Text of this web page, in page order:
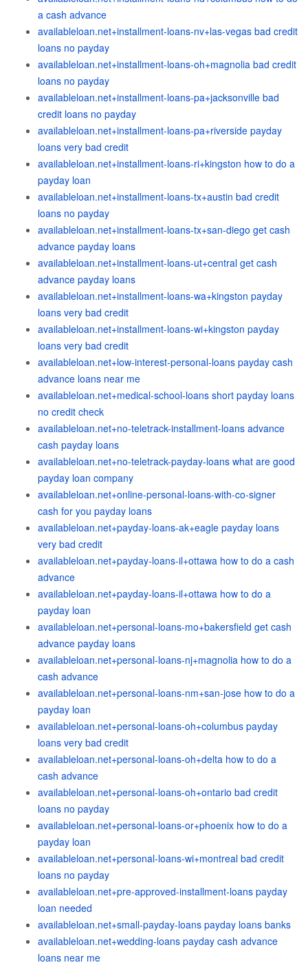
a cash advance
availableloan.net+installment-loans-nv+las-vegas bad credit
loans no payday
availableloan.net+installment-loans-oh+magnolia bad credit
loans no payday
availableloan.net+installment-loans-pa+jacksonville bad
credit loans no payday
availableloan.net+installment-loans-pa+riverside payday
loans very bad credit
availableloan.net+installment-loans-ri+kingston how to do a
payday loan
availableloan.net+installment-loans-tx+austin bad credit
loans no payday
availableloan.net+installment-loans-tx+san-diego get cash
advance payday loans
availableloan.net+installment-loans-ut+central get cash
advance payday loans
availableloan.net+installment-loans-wa+kingston payday
loans very bad credit
availableloan.net+installment-loans-wi+kingston payday
loans very bad credit
availableloan.net+low-interest-personal-loans payday cash
advance loans near me
availableloan.net+medical-school-loans short payday loans
no credit check
availableloan.net+no-teletrack-installment-loans advance
cash payday loans
availableloan.net+no-teletrack-payday-loans what are good
payday loan company
availableloan.net+online-personal-loans-with-co-signer
cash for you payday loans
availableloan.net+payday-loans-ak+eagle payday loans
very bad credit
availableloan.net+payday-loans-il+ottawa how to do a cash
advance
availableloan.net+payday-loans-il+ottawa how to do a
payday loan
availableloan.net+personal-loans-mo+bakersfield get cash
advance payday loans
availableloan.net+personal-loans-nj+magnolia how to do a
cash advance
availableloan.net+personal-loans-nm+san-jose how to do a
payday loan
availableloan.net+personal-loans-oh+columbus payday
loans very bad credit
availableloan.net+personal-loans-oh+delta how to do a
cash advance
availableloan.net+personal-loans-oh+ontario bad credit
loans no payday
availableloan.net+personal-loans-or+phoenix how to do a
payday loan
availableloan.net+personal-loans-wi+montreal bad credit
loans no payday
availableloan.net+pre-approved-installment-loans payday
loan needed
availableloan.net+small-payday-loans payday loans banks
availableloan.net+wedding-loans payday cash advance
loans near me